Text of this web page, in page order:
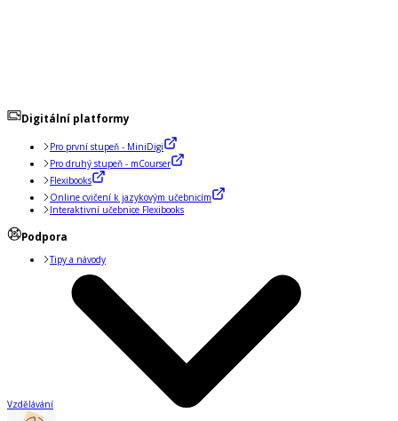
Digitální platformy
Pro první stupeň - MiniDigi
Pro druhý stupeň - mCourser
Flexibooks
Online cvičení k jazykovým učebnicím
Interaktivní učebnice Flexibooks
Podpora
Tipy a návody
Vzdělávání